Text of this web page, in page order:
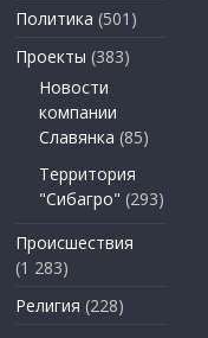
Политика (501)
Проекты (383)
Новости
компании
Славянка (85)
Территория
"Сибагро" (293)
Происшествия
(1 283)
Религия (228)